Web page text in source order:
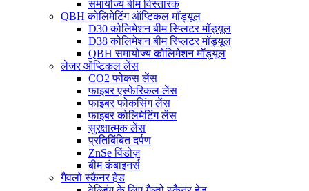
समायोज्य बीम विस्तारक
QBH कोलिमेटिंग ऑप्टिकल मॉड्यूल
D30 कोलिमेशन बीम स्प्लिटर मॉड्यूल
D38 कोलिमेशन बीम स्प्लिटर मॉड्यूल
QBH समायोज्य कोलिमेशन मॉड्यूल
लेजर ऑप्टिकल लेंस
CO2 फोकस लेंस
फाइबर एस्फेरिकल लेंस
फाइबर फोकसिंग लेंस
फाइबर कोलिमेटिंग लेंस
सुरक्षात्मक लेंस
प्रतिबिंबित दर्पण
ZnSe विंडोज़
बीम कंबाइनर्स
गैवलो स्कैनर हेड